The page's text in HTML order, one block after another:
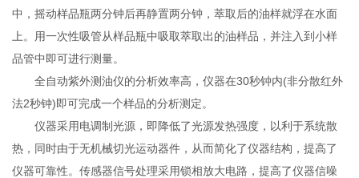
中，摇动样品瓶两分钟后再静置两分钟，萃取后的油样就浮在水面
上。用一次性吸管从样品瓶中吸取萃取出的油样品，并注入到小样
品管中即可进行测量。
全自动紫外测油仪的分析效率高，仪器在30秒钟内(非分散红外
法2秒钟)即可完成一个样品的分析测定。
仪器采用电调制光源，即降低了光源发热强度，以利于系统散
热，同时由于无机械切光运动器件，从而简化了仪器结构，提高了
仪器可靠性。传感器信号处理采用锁相放大电路，提高了仪器信噪